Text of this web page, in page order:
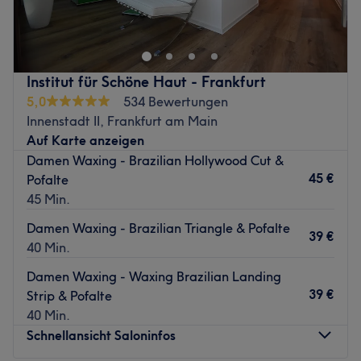
nervige Haarentfernungsmethoden, deren Ergebnisse nur
für kurze Zeit anhalten? Dann solltest du bei Studio
Ramos in Frankfurt am Main vorbeischauen. Hier wird dir
mit der Waxing oder Sugaring Technik für bis zu 4
Wochen stoppelfreie Haut gezaubert!
Nächste öffentliche Verkehrsmittel:
Nur wenige Gehminuten vom Studio entfernt befindet
sich die U-Bahnhaltestelle Frankfurt (Main)
Glauburgstraße.
Das Team:
Die zuvorkommende Inhaberin Cristiane ist Brasilianische
Expertin für Waxing und Sugaring sowie staatlich
geprüfte Kosmetikerin. Sie widmet ihre Aufmerksamkeit
ausschließlich dir und garantiert ein stoppelfreies Waxing
und Sugaring Ergebnis.
Was uns an dem Salon gefällt:
Institut für Schöne Haut - Frankfurt
5,0
534 Bewertungen
Innenstadt II, Frankfurt am Main
Auf Karte anzeigen
Damen Waxing - Brazilian Hollywood Cut &
Pofalte
45 Min.
45 €
Damen Waxing - Brazilian Triangle & Pofalte
40 Min.
39 €
Damen Waxing - Waxing Brazilian Landing
Strip & Pofalte
40 Min.
39 €
Schnellansicht Saloninfos